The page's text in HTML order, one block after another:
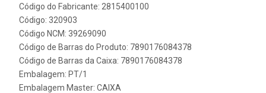
Código do Fabricante: 2815400100
Código: 320903
Código NCM: 39269090
Código de Barras do Produto: 7890176084378
Código de Barras da Caixa: 7890176084378
Embalagem: PT/1
Embalagem Master: CAIXA